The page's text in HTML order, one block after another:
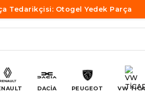
Tedarikçisi: Otogel Yedek Parça
DACİA PEUGEOT VW